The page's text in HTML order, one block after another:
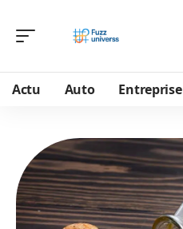
Actu Auto Entreprise